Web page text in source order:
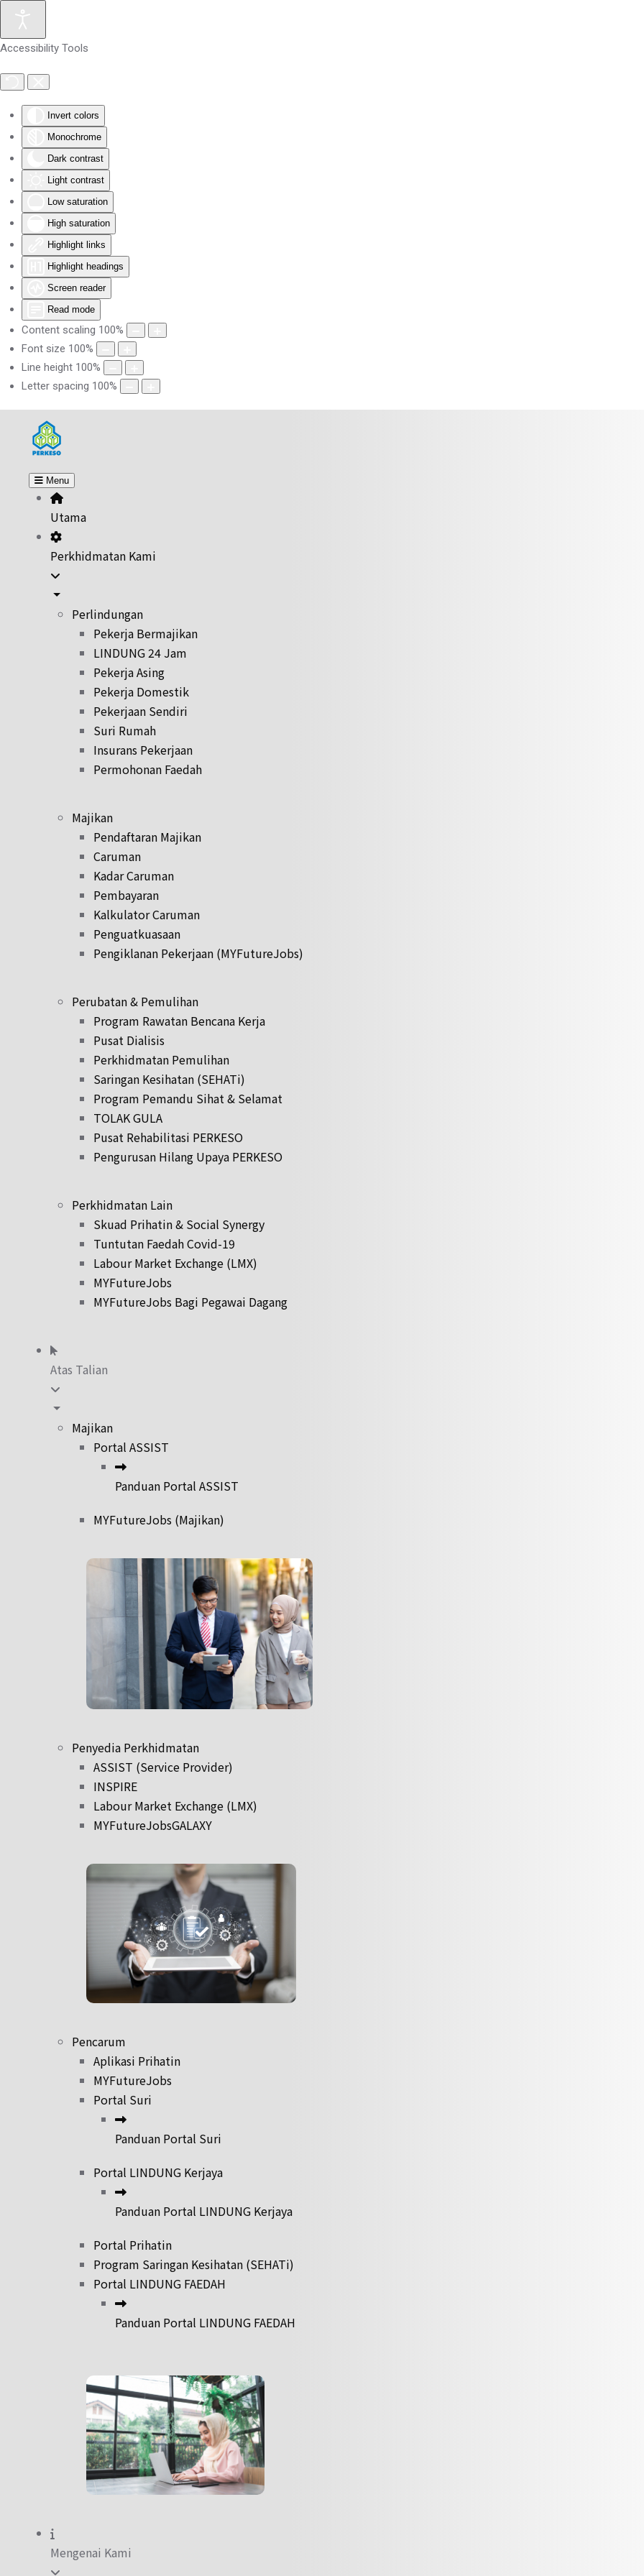
Accessibility Tools
Invert colors
Monochrome
Dark contrast
Light contrast
Low saturation
High saturation
Highlight links
Highlight headings
Screen reader
Read mode
Content scaling 100%
Font size 100%
Line height 100%
Letter spacing 100%
Skip to main content
Menu
Utama
Perkhidmatan Kami
Perlindungan
Pekerja Bermajikan
LINDUNG 24 Jam
Pekerja Asing
Pekerja Domestik
Pekerjaan Sendiri
Suri Rumah
Insurans Pekerjaan
Permohonan Faedah
Majikan
Pendaftaran Majikan
Caruman
Kadar Caruman
Pembayaran
Kalkulator Caruman
Penguatkuasaan
Pengiklanan Pekerjaan (MYFutureJobs)
Perubatan & Pemulihan
Program Rawatan Bencana Kerja
Pusat Dialisis
Perkhidmatan Pemulihan
Saringan Kesihatan (SEHATi)
Program Pemandu Sihat & Selamat
TOLAK GULA
Pusat Rehabilitasi PERKESO
Pengurusan Hilang Upaya PERKESO
Perkhidmatan Lain
Skuad Prihatin & Social Synergy
Tuntutan Faedah Covid-19
Labour Market Exchange (LMX)
MYFutureJobs
MYFutureJobs Bagi Pegawai Dagang
Atas Talian
Majikan
Portal ASSIST
Panduan Portal ASSIST
MYFutureJobs (Majikan)
Penyedia Perkhidmatan
ASSIST (Service Provider)
INSPIRE
Labour Market Exchange (LMX)
MYFutureJobsGALAXY
Pencarum
Aplikasi Prihatin
MYFutureJobs
Portal Suri
Panduan Portal Suri
Portal LINDUNG Kerjaya
Panduan Portal LINDUNG Kerjaya
Portal Prihatin
Program Saringan Kesihatan (SEHATi)
Portal LINDUNG FAEDAH
Panduan Portal LINDUNG FAEDAH
Mengenai Kami